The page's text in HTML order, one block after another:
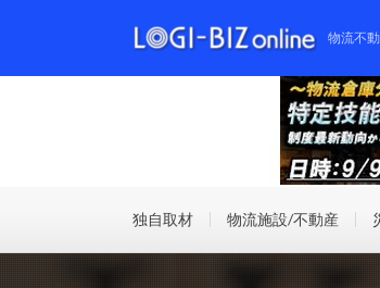
物流不
独自取材 物流施設/不動産